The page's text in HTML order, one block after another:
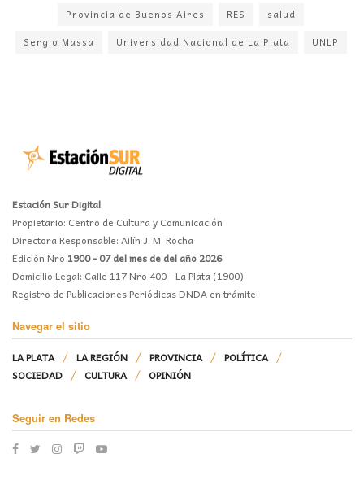
Provincia de Buenos Aires
RES
salud
Sergio Massa
Universidad Nacional de La Plata UNLP
Estación Sur Digital
Propietario: Centro de Cultura y Comunicación
Directora Responsable: Ailín J. M. Rocha
Edición Nro 1900 - 07 del mes de del año 2026
Domicilio Legal: Calle 117 Nro 400 - La Plata (1900)
Registro de Publicaciones Periódicas DNDA en trámite
Navegar el sitio
LA PLATA LA REGIÓN PROVINCIA
POLÍTICA
SOCIEDAD
CULTURA OPINIÓN
Seguir en Redes